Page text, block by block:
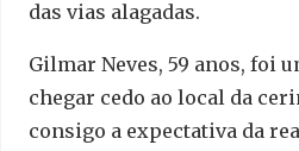
das vias alagadas.
Gilmar Neves, 59 anos, foi
chegar cedo ao local da
consigo a expectativa da